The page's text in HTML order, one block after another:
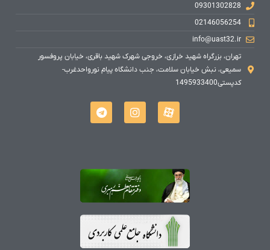
09301302828
02146056254
info@uast32.ir
تهران، بزرگراه شهید خرازی، خروجی شهرک شهید باقری، خیابان پروفسور
سمیعی، نبش خیابان سلامت، جنب دانشگاه پیام نورواحدغرب-
کدپستی1495933400